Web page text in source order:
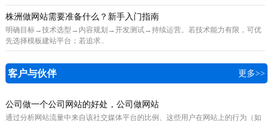
株洲做网站需要准备什么？新手入门指南
明确目标→技术选型→内容规划→开发测试→持续运营。若技术能力有限，可优
先选择模板建站平台；若追求..
客户与伙伴 更多>>
公司做一个公司网站的好处，公司做网站
通过分析网站流量中来自该社交媒体平台的比例、这些用户在网站上的行为（如